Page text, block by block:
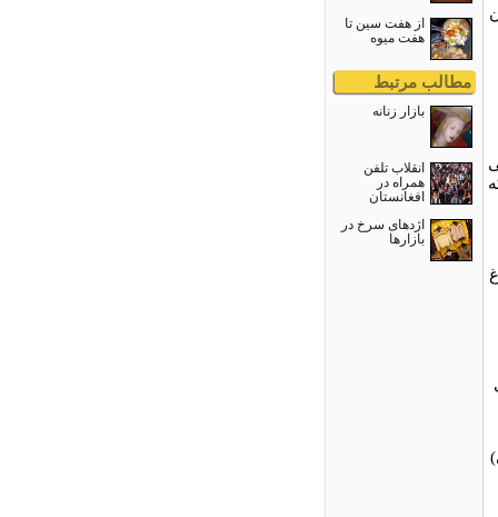
از هفت سین تا
هفت میوه
مطالب مرتبط
بازار زنانه
انقلاب تلفن
همراه در
افغانستان
اژدهای سرخ در
بازارها